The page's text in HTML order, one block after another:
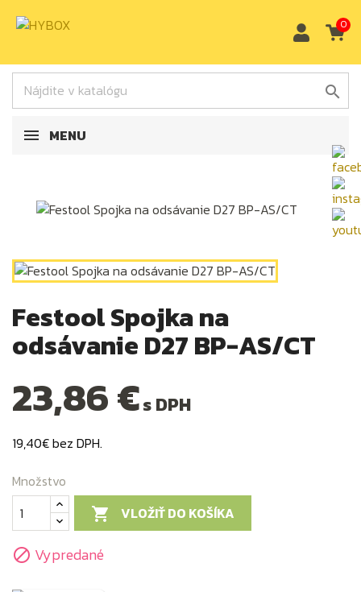

0
MENU
Festool Spojka na
odsávanie D27 BP-AS/CT
23,86 €s DPH
19,40€ bez DPH.
Množstvo

VLOŽIŤ DO KOŠÍKA
 Vypredané